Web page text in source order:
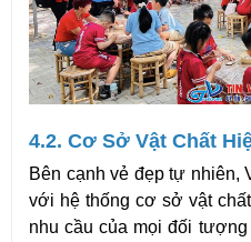
4.2. Cơ Sở Vật Chất
Bên cạnh vẻ đẹp tự nhiên,
với hệ thống cơ sở vật
nhu cầu của mọi đối